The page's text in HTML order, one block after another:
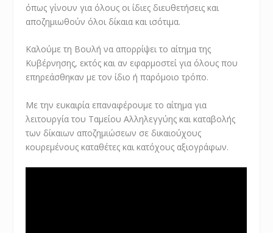
όπως γίνουν για όλους οι ίδιες διευθετήσεις και
αποζημιωθούν όλοι δίκαια και ισότιμα.
Καλούμε τη Βουλή να απορρίψει το αίτημα της
Κυβέρνησης, εκτός και αν εφαρμοστεί για όλους που
επηρεάσθηκαν με τον ίδιο ή παρόμοιο τρόπο.
Με την ευκαιρία επαναφέρουμε το αίτημα για
λειτουργία του Ταμείου Αλληλεγγύης και καταβολής
των δίκαιων αποζημιώσεων σε δικαιούχους
κουρεμένους καταθέτες και κατόχους αξιογράφων.